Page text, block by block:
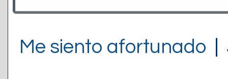
Me siento afortunado